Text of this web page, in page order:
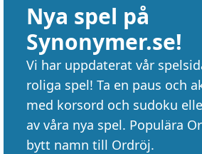
Nya spel på
Synonymer.se!
Vi har uppdaterat vår
roliga spel! Ta en paus och
med korsord och sudoku
av våra nya spel. Populära
bytt namn till Ordröj.